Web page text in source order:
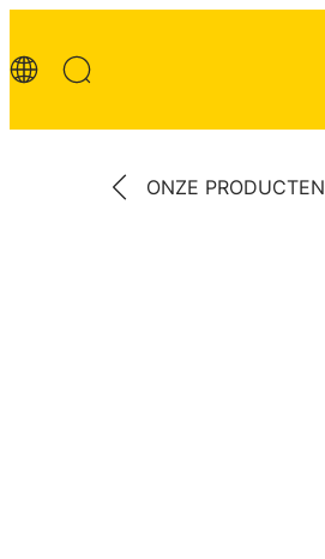
ONZE PRODUCTEN